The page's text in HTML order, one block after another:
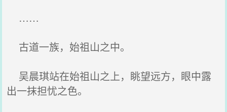
……
古道一族，始祖山之中。
吴晨琪站在始祖山之上，眺望远方，眼中露
出一抹担忧之色。